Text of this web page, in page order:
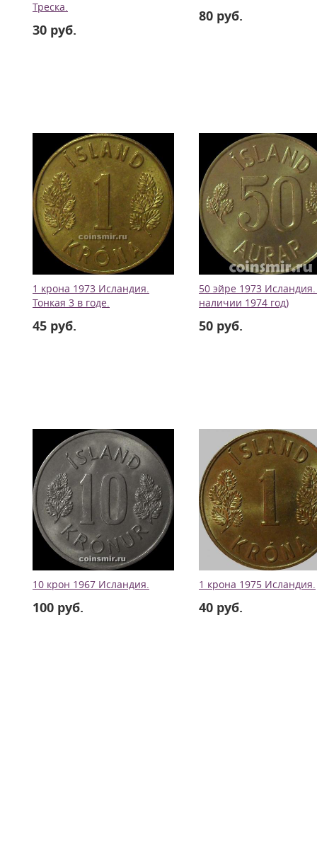
Треска.
30 руб.
80 руб.
1 крона 1973 Исландия.
Тонкая 3 в годе.
45 руб.
50 эйре 1973 Исландия.
наличии 1974 год)
50 руб.
10 крон 1967 Исландия.
100 руб.
1 крона 1975 Исландия.
40 руб.